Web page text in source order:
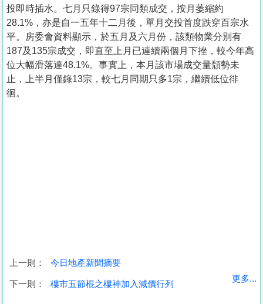
收
投即時插水。七月只錄得97宗同類成交，按月萎縮約
28.1%，亦是自一五年十二月後，單月交投首度跌穿百宗水
平。房委會資料顯示，於五月及六月份，該類物業分別有
187及135宗成交，即直至上月已連續兩個月下挫，較今年高
位大幅滑落達48.1%。事實上，本月該市場成交量頹勢未
止，上半月僅錄13宗，較七月同期只多1宗，繼續低位徘
徊。
上一則： 今日地產新聞摘要
下一則： 樓市五節棍之樓神加入減價行列
更多...